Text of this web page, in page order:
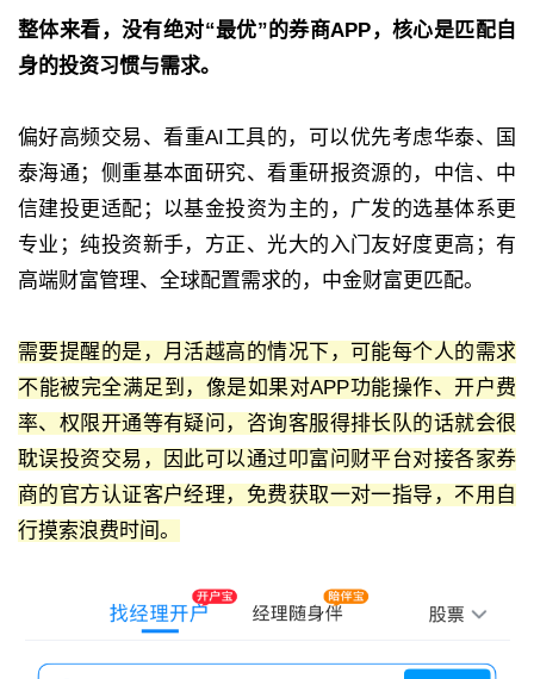
整体来看，没有绝对“最优”的券商APP，核心是匹配自
身的投资习惯与需求。
偏好高频交易、看重AI工具的，可以优先考虑华泰、国
泰海通；侧重基本面研究、看重研报资源的，中信、中
信建投更适配；以基金投资为主的，广发的选基体系更
专业；纯投资新手，方正、光大的入门友好度更高；有
高端财富管理、全球配置需求的，中金财富更匹配。
需要提醒的是，月活越高的情况下，可能每个人的需求
不能被完全满足到，像是如果对APP功能操作、开户费
率、权限开通等有疑问，咨询客服得排长队的话就会很
耽误投资交易，因此可以通过叩富问财平台对接各家券
商的官方认证客户经理，免费获取一对一指导，不用自
行摸索浪费时间。